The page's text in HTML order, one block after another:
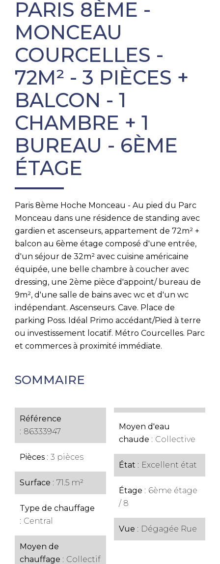
PARIS 8ÈME -
MONCEAU
COURCELLES -
72M² - 3 PIÈCES +
BALCON - 1
CHAMBRE + 1
BUREAU - 6ÈME
ÉTAGE
Paris 8ème Hoche Monceau - Au pied du Parc
Monceau dans une résidence de standing avec
gardien et ascenseurs, appartement de 72m² +
balcon au 6ème étage composé d'une entrée,
d'un séjour de 32m² avec cuisine américaine
équipée, une belle chambre à coucher avec
dressing, une 2ème pièce d'appoint/ bureau de
9m², d'une salle de bains avec wc et d'un wc
indépendant. Ascenseurs. Cave. Place de
parking Poss. Idéal Primo accédant/Pied à terre
ou investissement locatif. Métro Courcelles. Parc
et commerces à proximité immédiate.
SOMMAIRE
Référence
86333947
Pièces 3 pièces
Surface 71.5 m²
Type de chauffage
Central
Moyen de
chauffage
Collectif
Moyen d'eau
chaude
Collective
État Excellent état
Étage
6ème étage
/ 8
Vue Dégagée Rue